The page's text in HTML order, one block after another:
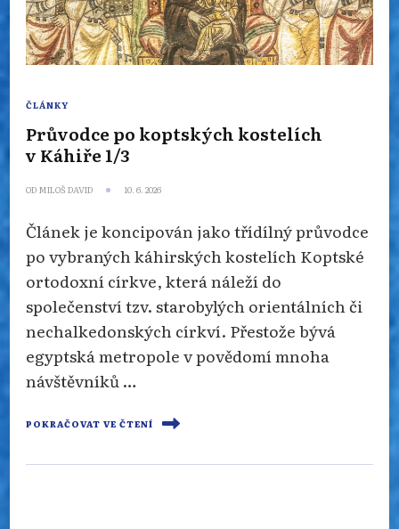
ČLÁNKY
Průvodce po koptských kostelích
v Káhiře 1/3
OD MILOŠ DAVID 10. 6. 2026
Článek je koncipován jako třídílný průvodce
po vybraných káhirských kostelích Koptské
ortodoxní církve, která náleží do
společenství tzv. starobylých orientálních či
nechalkedonských církví. Přestože bývá
egyptská metropole v povědomí mnoha
návštěvníků …
POKRAČOVAT VE ČTENÍ